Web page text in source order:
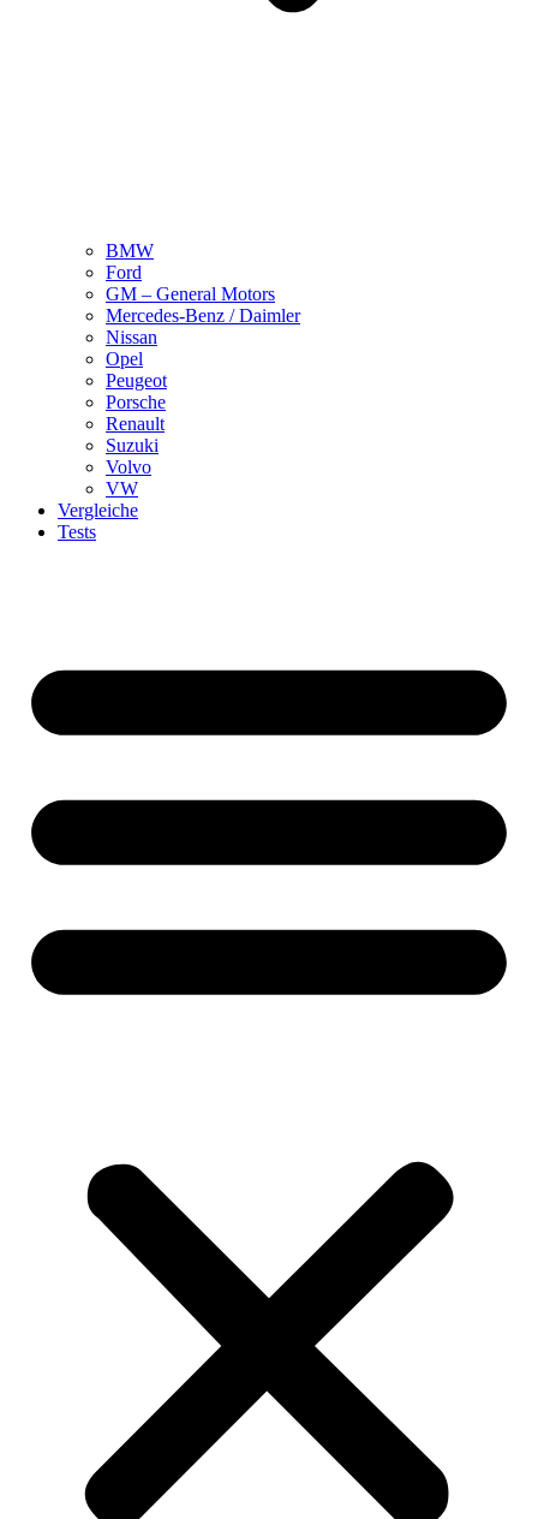
BMW
Ford
GM – General Motors
Mercedes-Benz / Daimler
Nissan
Opel
Peugeot
Porsche
Renault
Suzuki
Volvo
VW
Vergleiche
Tests